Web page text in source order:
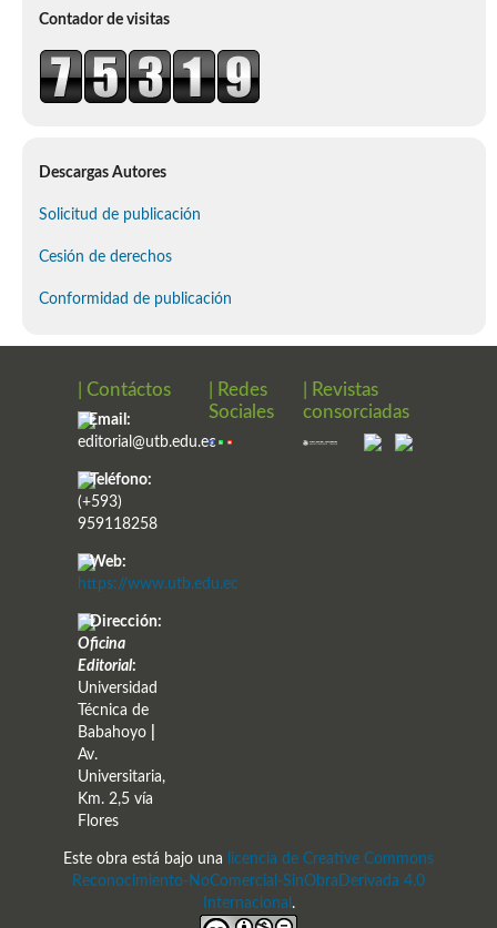
Contador de visitas
Descargas Autores
Solicitud de publicación
Cesión de derechos
Conformidad de publicación
| Contáctos
Email:
editorial@utb.edu.ec
Teléfono:
(+593)
959118258
Web:
https://www.utb.edu.ec
Dirección:
Oficina
Editorial:
Universidad
Técnica de
Babahoyo
Av.
Universitaria,
Km. 2,5 vía
Flores
| Redes
Sociales
| Revistas
consorciadas
Este obra está bajo una
licencia de Creative Commons
Reconocimiento-NoComercial-SinObraDerivada 4.0
Internacional .